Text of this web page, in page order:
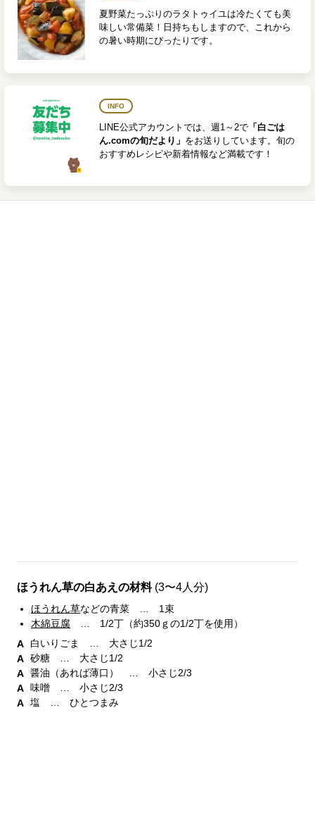
夏野菜たっぷりのラタトゥイユは冷たくても美
味しい常備菜！日持ちもしますので、これから
の暑い時期にぴったりです。
INFO
LINE公式アカウントでは、週1～2で 「白ごは
ん.comの旬だより」 をお送りしています。旬の
おすすめレシピや新着情報など満載です！
ほうれん草の白あえの材料 (3〜4人分)
ほうれん草などの青菜 … 1束
木綿豆腐 … 1/2丁（約350ｇの1/2丁を使用）
白いりごま … 大さじ1/2
砂糖 … 大さじ1/2
醤油（あれば薄口） … 小さじ2/3
味噌 … 小さじ2/3
塩 … ひとつまみ